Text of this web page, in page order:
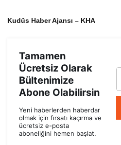
Kudüs Haber Ajansı – KHA
Tamamen
Ücretsiz Olarak
Bültenimize
Abone Olabilirsin
Yeni haberlerden haberdar
olmak için fırsatı kaçırma ve
ücretsiz e-posta
aboneliğini hemen başlat.